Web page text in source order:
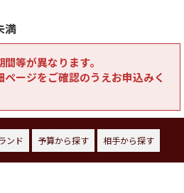
満
等が異なります。
ージをご確認のうえお申込みく
ンド 予算から探す 相手から探す